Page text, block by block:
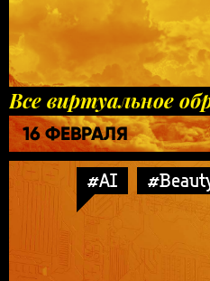
Все виртуальное
16 ФЕВРАЛЯ
#AI